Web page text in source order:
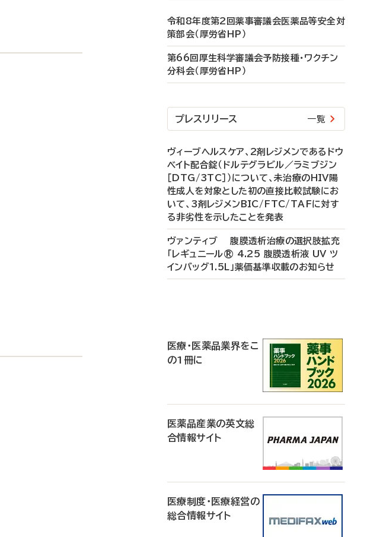
令和8年度第2回薬事審議会医薬品等安全対
策部会（厚労省HP）
第66回厚生科学審議会予防接種・ワクチン
分科会（厚労省HP）
プレスリリース 一覧
ヴィーブヘルスケア、2剤レジメンであるドウ
ベイト配合錠（ドルテグラビル／ラミブジン
［DTG/3TC］）について、未治療のHIV陽
性成人を対象とした初の直接比較試験にお
いて、3剤レジメンBIC/FTC/TAFに対す
る非劣性を示したことを発表
ヴァンティブ 腹膜透析治療の選択肢拡充
「レギュニール® 4.25 腹膜透析液 UV ツ
インバッグ1.5L」薬価基準収載のお知らせ
医療・医薬品業界をこ
の1冊に
医薬品産業の英文総
合情報サイト
医療制度・医療経営の
総合情報サイト